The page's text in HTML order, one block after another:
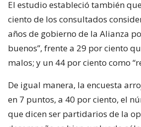
El estudio estableció también
ciento de los consultados
años de gobierno de la Alianza
buenos”, frente a 29 por ciento
malos; y un 44 por ciento como
De igual manera, la encuesta
en 7 puntos, a 40 por ciento, el
que dicen ser partidarios de la